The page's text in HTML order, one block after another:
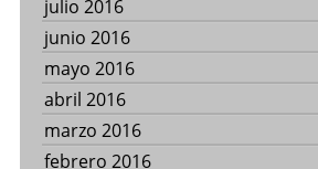
julio 2016
junio 2016
mayo 2016
abril 2016
marzo 2016
febrero 2016